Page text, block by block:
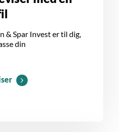
& Spar Invest er til dig,
din